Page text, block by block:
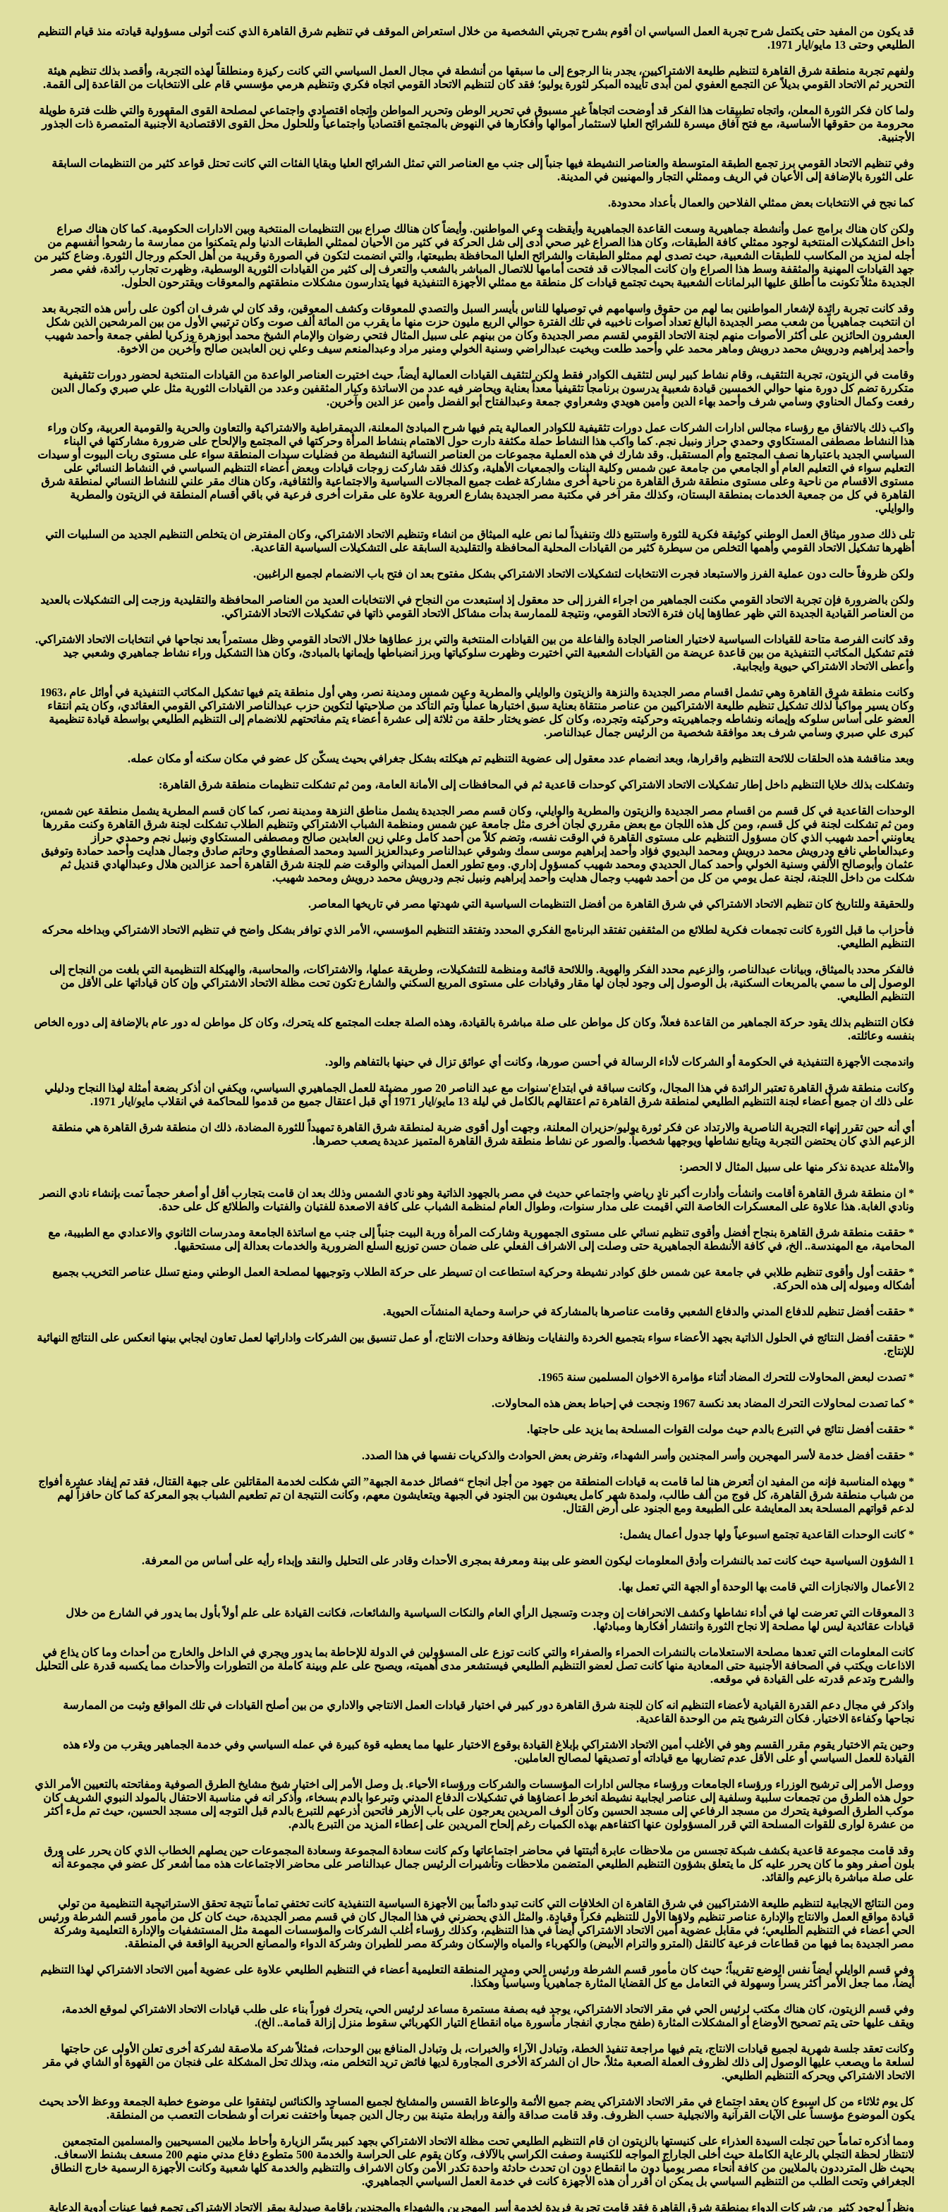
قد يكون من المفيد حتى يكتمل شرح تجربة العمل السياسي ان أقوم بشرح تجربتي الشخصية من خلال استعراض الموقف في تنظيم شرق القاهرة الذي كنت أتولى مسؤولية قيادته منذ قيام التنظيم
الطليعي وحتى 13 مايو/ايار 1971.
ولفهم تجربة منطقة شرق القاهرة لتنظيم طليعة الاشتراكيين، يجدر بنا الرجوع إلى ما سبقها من أنشطة في مجال العمل السياسي التي كانت ركيزة ومنطلقاً لهذه التجربة، وأقصد بذلك تنظيم هيئة
التحرير ثم الاتحاد القومي بديلاً عن التجمع العفوي لمن أبدى تأييده المبكر لثورة يوليو؛ فقد كان لتنظيم الاتحاد القومي اتجاه فكري وتنظيم هرمي مؤسسي قام على الانتخابات من القاعدة إلى القمة.
ولما كان فكر الثورة المعلن، واتجاه تطبيقات هذا الفكر قد أوضحت اتجاهاً غير مسبوق في تحرير الوطن وتحرير المواطن واتجاه اقتصادي واجتماعي لمصلحة القوى المقهورة والتي ظلت فترة طويلة
محرومة من حقوقها الأساسية، مع فتح آفاق ميسرة للشرائح العليا لاستثمار أموالها وأفكارها في النهوض بالمجتمع اقتصادياً واجتماعياً وللحلول محل القوى الاقتصادية الأجنبية المتمصرة ذات الجذور
الأجنبية.
وفي تنظيم الاتحاد القومي برز تجمع الطبقة المتوسطة والعناصر النشيطة فيها جنباً إلى جنب مع العناصر التي تمثل الشرائح العليا وبقايا الفئات التي كانت تحتل قواعد كثير من التنظيمات السابقة
على الثورة بالإضافة إلى الأعيان في الريف وممثلي التجار والمهنيين في المدينة.
كما نجح في الانتخابات بعض ممثلي الفلاحين والعمال بأعداد محدودة.
ولكن كان هناك برامج عمل وأنشطة جماهيرية وسعت القاعدة الجماهيرية وأيقظت وعي المواطنين. وأيضاً كان هنالك صراع بين التنظيمات المنتخبة وبين الادارات الحكومية. كما كان هناك صراع
داخل التشكيلات المنتخبة لوجود ممثلي كافة الطبقات، وكان هذا الصراع غير صحي أدى إلى شل الحركة في كثير من الأحيان لممثلي الطبقات الدنيا ولم يتمكنوا من ممارسة ما رشحوا أنفسهم من
أجله لمزيد من المكاسب للطبقات الشعبية، حيث تصدى لهم ممثلو الطبقات والشرائح العليا المحافظة بطبيعتها، والتي انضمت لتكون في الصورة وقريبة من أهل الحكم ورجال الثورة. وضاع كثير من
جهد القيادات المهنية والمثقفة وسط هذا الصراع وان كانت المجالات قد فتحت أمامها للاتصال المباشر بالشعب والتعرف إلى كثير من القيادات الثورية الوسطية، وظهرت تجارب رائدة، ففي مصر
الجديدة مثلاً تكونت ما أطلق عليها البرلمانات الشعبية بحيث تجتمع قيادات كل منطقة مع ممثلي الأجهزة التنفيذية فيها يتدارسون مشكلات منطقتهم والمعوقات ويقترحون الحلول.
وقد كانت تجربة رائدة لإشعار المواطنين بما لهم من حقوق واسهامهم في توصيلها للناس بأيسر السبل والتصدي للمعوقات وكشف المعوقين، وقد كان لي شرف ان أكون على رأس هذه التجربة بعد
ان انتخبت جماهيرياً من شعب مصر الجديدة البالغ تعداد أصوات ناخبيه في تلك الفترة حوالي الربع مليون حزت منها ما يقرب من المائة ألف صوت وكان ترتيبي الأول من بين المرشحين الذين شكل
العشرون الحائزين على أكثر الأصوات منهم لجنة الاتحاد القومي لقسم مصر الجديدة وكان من بينهم على سبيل المثال فتحي رضوان والإمام الشيخ محمد أبوزهرة وزكريا لطفي جمعة وأحمد شهيب
وأحمد إبراهيم ودرويش محمد درويش وماهر محمد علي وأحمد طلعت وبخيت عبدالراضي وسنية الخولي ومنير مراد وعبدالمنعم سيف وعلي زين العابدين صالح وآخرين من الاخوة.
وقامت في الزيتون، تجربة التثقيف، وقام نشاط كبير ليس لتثقيف الكوادر فقط ولكن لتثقيف القيادات العمالية أيضاً، حيث اختيرت العناصر الواعدة من القيادات المنتخبة لحضور دورات تثقيفية
متكررة تضم كل دورة منها حوالي الخمسين قيادة شعبية يدرسون برنامجاً تثقيفياً معداً بعناية ويحاضر فيه عدد من الاساتذة وكبار المثقفين وعدد من القيادات الثورية مثل علي صبري وكمال الدين
رفعت وكمال الحناوي وسامي شرف وأحمد بهاء الدين وأمين هويدي وشعراوي جمعة وعبدالفتاح أبو الفضل وأمين عز الدين وآخرين.
واكب ذلك بالاتفاق مع رؤساء مجالس ادارات الشركات عمل دورات تثقيفية للكوادر العمالية يتم فيها شرح المبادئ المعلنة، الديمقراطية والاشتراكية والتعاون والحرية والقومية العربية، وكان وراء
هذا النشاط مصطفى المستكاوي وحمدي حراز ونبيل نجم. كما واكب هذا النشاط حملة مكثفة دارت حول الاهتمام بنشاط المرأة وحركتها في المجتمع والإلحاح على ضرورة مشاركتها في البناء
السياسي الجديد باعتبارها نصف المجتمع وأم المستقبل. وقد شارك في هذه العملية مجموعات من العناصر النسائية النشيطة من فضليات سيدات المنطقة سواء على مستوى ربات البيوت أو سيدات
التعليم سواء في التعليم العام أو الجامعي من جامعة عين شمس وكلية البنات والجمعيات الأهلية، وكذلك فقد شاركت زوجات قيادات وبعض أعضاء التنظيم السياسي في النشاط النسائي على
مستوى الاقسام من ناحية وعلى مستوى منطقة شرق القاهرة من ناحية أخرى مشاركة غطت جميع المجالات السياسية والاجتماعية والثقافية، وكان هناك مقر علني للنشاط النسائي لمنطقة شرق
القاهرة في كل من جمعية الخدمات بمنطقة البستان، وكذلك مقر آخر في مكتبة مصر الجديدة بشارع العروبة علاوة على مقرات أخرى فرعية في باقي أقسام المنطقة في الزيتون والمطرية
والوايلي.
تلى ذلك صدور ميثاق العمل الوطني كوثيقة فكرية للثورة واستتبع ذلك وتنفيذاً لما نص عليه الميثاق من انشاء وتنظيم الاتحاد الاشتراكي، وكان المفترض ان يتخلص التنظيم الجديد من السلبيات التي
أظهرها تشكيل الاتحاد القومي وأهمها التخلص من سيطرة كثير من القيادات المحلية المحافظة والتقليدية السابقة على التشكيلات السياسية القاعدية.
ولكن ظروفاً حالت دون عملية الفرز والاستبعاد فجرت الانتخابات لتشكيلات الاتحاد الاشتراكي بشكل مفتوح بعد ان فتح باب الانضمام لجميع الراغبين.
ولكن بالضرورة فإن تجربة الاتحاد القومي مكنت الجماهير من اجراء الفرز إلى حد معقول إذ استبعدت من النجاح في الانتخابات العديد من العناصر المحافظة والتقليدية وزجت إلى التشكيلات بالعديد
من العناصر القيادية الجديدة التي ظهر عطاؤها إبان فترة الاتحاد القومي، ونتيجة للممارسة بدأت مشاكل الاتحاد القومي ذاتها في تشكيلات الاتحاد الاشتراكي.
وقد كانت الفرصة متاحة للقيادات السياسية لاختيار العناصر الجادة والفاعلة من بين القيادات المنتخبة والتي برز عطاؤها خلال الاتحاد القومي وظل مستمراً بعد نجاحها في انتخابات الاتحاد الاشتراكي.
فتم تشكيل المكاتب التنفيذية من بين قاعدة عريضة من القيادات الشعبية التي اختيرت وظهرت سلوكياتها وبرز انضباطها وإيمانها بالمبادئ، وكان هذا التشكيل وراء نشاط جماهيري وشعبي جيد
وأعطى الاتحاد الاشتراكي حيوية وايجابية.
وكانت منطقة شرق القاهرة وهي تشمل اقسام مصر الجديدة والنزهة والزيتون والوايلي والمطرية وعين شمس ومدينة نصر، وهي أول منطقة يتم فيها تشكيل المكاتب التنفيذية في أوائل عام ،1963
وكان يسير مواكباً لذلك تشكيل تنظيم طليعة الاشتراكيين من عناصر منتقاة بعناية سبق اختبارها عملياً وتم التأكد من صلاحيتها لتكوين حزب عبدالناصر الاشتراكي القومي العقائدي، وكان يتم انتقاء
العضو على أساس سلوكه وإيمانه ونشاطه وجماهيريته وحركيته وتجرده، وكان كل عضو يختار حلقة من ثلاثة إلى عشرة أعضاء يتم مفاتحتهم للانضمام إلى التنظيم الطليعي بواسطة قيادة تنظيمية
كبرى علي صبري وسامي شرف بعد موافقة شخصية من الرئيس جمال عبدالناصر.
وبعد مناقشة هذه الحلقات للائحة التنظيم واقرارها، وبعد انضمام عدد معقول إلى عضوية التنظيم تم هيكلته بشكل جغرافي بحيث يسكّن كل عضو في مكان سكنه أو مكان عمله.
وتشكلت بذلك خلايا التنظيم داخل إطار تشكيلات الاتحاد الاشتراكي كوحدات قاعدية ثم في المحافظات إلى الأمانة العامة، ومن ثم تشكلت تنظيمات منطقة شرق القاهرة:
الوحدات القاعدية في كل قسم من اقسام مصر الجديدة والزيتون والمطرية والوايلي، وكان قسم مصر الجديدة يشمل مناطق النزهة ومدينة نصر، كما كان قسم المطرية يشمل منطقة عين شمس،
ومن ثم تشكلت لجنة في كل قسم، ومن كل هذه اللجان مع بعض مقرري لجان أخرى مثل جامعة عين شمس ومنظمة الشباب الاشتراكي وتنظيم الطلاب تشكلت لجنة شرق القاهرة وكنت مقررها
يعاونني أحمد شهيب الذي كان مسؤول التنظيم على مستوى القاهرة في الوقت نفسه، وتضم كلاً من أحمد كامل وعلي زين العابدين صالح ومصطفى المستكاوي ونبيل نجم وحمدي حراز
وعبدالعاطي نافع ودرويش محمد درويش ومحمد البديوي فؤاد وأحمد إبراهيم موسى سمك وشوقي عبدالناصر وعبدالعزيز السيد ومحمد الصفطاوي وحاتم صادق وجمال هدايت وأحمد حمادة وتوفيق
عثمان وأبوصالح الألفي وسنية الخولي وأحمد كمال الحديدي ومحمد شهيب كمسؤول إداري. ومع تطور العمل الميداني والوقت ضم للجنة شرق القاهرة أحمد عزالدين هلال وعبدالهادي قنديل ثم
شكلت من داخل اللجنة، لجنة عمل يومي من كل من أحمد شهيب وجمال هدايت وأحمد إبراهيم ونبيل نجم ودرويش محمد درويش ومحمد شهيب.
وللحقيقة وللتاريخ كان تنظيم الاتحاد الاشتراكي في شرق القاهرة من أفضل التنظيمات السياسية التي شهدتها مصر في تاريخها المعاصر.
فأحزاب ما قبل الثورة كانت تجمعات فكرية لطلائع من المثقفين تفتقد البرنامج الفكري المحدد وتفتقد التنظيم المؤسسي، الأمر الذي توافر بشكل واضح في تنظيم الاتحاد الاشتراكي وبداخله محركه
التنظيم الطليعي.
فالفكر محدد بالميثاق، وبيانات عبدالناصر، والزعيم محدد الفكر والهوية. واللائحة قائمة ومنظمة للتشكيلات، وطريقة عملها، والاشتراكات، والمحاسبة، والهيكلة التنظيمية التي بلغت من النجاح إلى
الوصول إلى ما سمي بالمربعات السكنية، بل الوصول إلى وجود لجان لها مقار وقيادات على مستوى المربع السكني والشارع تكون تحت مظلة الاتحاد الاشتراكي وإن كان قياداتها على الأقل من
التنظيم الطليعي.
فكان التنظيم بذلك يقود حركة الجماهير من القاعدة فعلاً، وكان كل مواطن على صلة مباشرة بالقيادة، وهذه الصلة جعلت المجتمع كله يتحرك، وكان كل مواطن له دور عام بالإضافة إلى دوره الخاص
بنفسه وعائلته.
واندمجت الأجهزة التنفيذية في الحكومة أو الشركات لأداء الرسالة في أحسن صورها، وكانت أي عوائق تزال في حينها بالتفاهم والود.
وكانت منطقة شرق القاهرة تعتبر الرائدة في هذا المجال، وكانت سباقة في ابتداع'سنوات مع عبد الناصر 20 صور مضيئة للعمل الجماهيري السياسي، ويكفي ان أذكر بضعة أمثلة لهذا النجاح ودليلي
على ذلك ان جميع أعضاء لجنة التنظيم الطليعي لمنطقة شرق القاهرة تم اعتقالهم بالكامل في ليلة 13 مايو/ايار 1971 أي قبل اعتقال جميع من قدموا للمحاكمة في انقلاب مايو/ايار 1971.
أي أنه حين تقرر إنهاء التجربة الناصرية والارتداد عن فكر ثورة يوليو/حزيران المعلنة، وجهت أول أقوى ضربة لمنطقة شرق القاهرة تمهيداً للثورة المضادة، ذلك ان منطقة شرق القاهرة هي منطقة
الزعيم الذي كان يحتضن التجربة ويتابع نشاطها ويوجهها شخصياً. والصور عن نشاط منطقة شرق القاهرة المتميز عديدة يصعب حصرها.
والأمثلة عديدة نذكر منها على سبيل المثال لا الحصر:
* ان منطقة شرق القاهرة أقامت وانشأت وأدارت أكبر نادٍ رياضي واجتماعي حديث في مصر بالجهود الذاتية وهو نادي الشمس وذلك بعد ان قامت بتجارب أقل أو أصغر حجماً تمت بإنشاء نادي النصر
ونادي الغابة. هذا علاوة على المعسكرات الخاصة التي اقيمت على مدار سنوات، وطوال العام لمنظمة الشباب على كافة الاصعدة للفتيان والفتيات والطلائع كل على حدة.
* حققت منطقة شرق القاهرة بنجاح أفضل وأقوى تنظيم نسائي على مستوى الجمهورية وشاركت المرأة وربة البيت جنباً إلى جنب مع اساتذة الجامعة ومدرسات الثانوي والاعدادي مع الطبيبة، مع
المحامية، مع المهندسة.. الخ، في كافة الأنشطة الجماهيرية حتى وصلت إلى الاشراف الفعلي على ضمان حسن توزيع السلع الضرورية والخدمات بعدالة إلى مستحقيها.
* حققت أول وأقوى تنظيم طلابي في جامعة عين شمس خلق كوادر نشيطة وحركية استطاعت ان تسيطر على حركة الطلاب وتوجيهها لمصلحة العمل الوطني ومنع تسلل عناصر التخريب بجميع
أشكاله وميوله إلى هذه الحركة.
* حققت أفضل تنظيم للدفاع المدني والدفاع الشعبي وقامت عناصرها بالمشاركة في حراسة وحماية المنشآت الحيوية.
* حققت أفضل النتائج في الحلول الذاتية بجهد الأعضاء سواء بتجميع الخردة والنفايات ونظافة وحدات الانتاج، أو عمل تنسيق بين الشركات واداراتها لعمل تعاون ايجابي بينها انعكس على النتائج النهائية
للإنتاج.
* تصدت لبعض المحاولات للتحرك المضاد أثناء مؤامرة الاخوان المسلمين سنة 1965.
* كما تصدت لمحاولات التحرك المضاد بعد نكسة 1967 ونجحت في إحباط بعض هذه المحاولات.
* حققت أفضل نتائج في التبرع بالدم حيث مولت القوات المسلحة بما يزيد على حاجتها.
* حققت أفضل خدمة لأسر المهجرين وأسر المجندين وأسر الشهداء، وتفرض بعض الحوادث والذكريات نفسها في هذا الصدد.
* وبهذه المناسبة فإنه من المفيد ان أتعرض هنا لما قامت به قيادات المنطقة من جهود من أجل انجاح “فصائل خدمة الجبهة” التي شكلت لخدمة المقاتلين على جبهة القتال، فقد تم إيفاد عشرة أفواج
من شباب منطقة شرق القاهرة، كل فوج من ألف طالب، ولمدة شهر كامل يعيشون بين الجنود في الجبهة ويتعايشون معهم، وكانت النتيجة ان تم تطعيم الشباب بجو المعركة كما كان حافزاً لهم
لدعم قواتهم المسلحة بعد المعايشة على الطبيعة ومع الجنود على أرض القتال.
* كانت الوحدات القاعدية تجتمع اسبوعياً ولها جدول أعمال يشمل:
1 الشؤون السياسية حيث كانت تمد بالنشرات وأدق المعلومات ليكون العضو على بينة ومعرفة بمجرى الأحداث وقادر على التحليل والنقد وإبداء رأيه على أساس من المعرفة.
2 الأعمال والانجازات التي قامت بها الوحدة أو الجهة التي تعمل بها.
3 المعوقات التي تعرضت لها في أداء نشاطها وكشف الانحرافات إن وجدت وتسجيل الرأي العام والنكات السياسية والشائعات، فكانت القيادة على علم أولاً بأول بما يدور في الشارع من خلال
قيادات عقائدية ليس لها مصلحة إلا نجاح الثورة وانتشار أفكارها ومبادئها.
كانت المعلومات التي تعدها مصلحة الاستعلامات بالنشرات الحمراء والصفراء والتي كانت توزع على المسؤولين في الدولة للإحاطة بما يدور ويجري في الداخل والخارج من أحداث وما كان يذاع في
الاذاعات ويكتب في الصحافة الأجنبية حتى المعادية منها كانت تصل لعضو التنظيم الطليعي فيستشعر مدى أهميته، ويصبح على علم وبينة كاملة من التطورات والأحداث مما يكسبه قدرة على التحليل
والشرح وتدعم قدرته على القيادة في موقعه.
واذكر في مجال دعم القدرة القيادية لأعضاء التنظيم انه كان للجنة شرق القاهرة دور كبير في اختيار قيادات العمل الانتاجي والاداري من بين أصلح القيادات في تلك المواقع وثبت من الممارسة
نجاحها وكفاءة الاختيار. فكان الترشيح يتم من الوحدة القاعدية.
وحين يتم الاختيار يقوم مقرر القسم وهو في الأغلب أمين الاتحاد الاشتراكي بإبلاغ القيادة بوقوع الاختيار عليها مما يعطيه قوة كبيرة في عمله السياسي وفي خدمة الجماهير ويقرب من ولاء هذه
القيادة للعمل السياسي أو على الأقل عدم تضاربها مع قياداته أو تصديقها لمصالح العاملين.
ووصل الأمر إلى ترشيح الوزراء ورؤساء الجامعات ورؤساء مجالس ادارات المؤسسات والشركات ورؤساء الأحياء. بل وصل الأمر إلى اختيار شيخ مشايخ الطرق الصوفية ومفاتحته بالتعيين الأمر الذي
حول هذه الطرق من تجمعات سلبية وسلفية إلى عناصر ايجابية نشيطة انخرط اعضاؤها في تشكيلات الدفاع المدني وتبرعوا بالدم بسخاء، وأذكر انه في مناسبة الاحتفال بالمولد النبوي الشريف كان
موكب الطرق الصوفية يتحرك من مسجد الرفاعي إلى مسجد الحسين وكان ألوف المريدين يعرجون على باب الأزهر فاتحين أذرعهم للتبرع بالدم قبل التوجه إلى مسجد الحسين، حيث تم ملء أكثر
من عشرة لوارى للقوات المسلحة التي قرر المسؤولون عنها اكتفاءهم بهذه الكميات رغم إلحاح المريدين على إعطاء المزيد من التبرع بالدم.
وقد قامت مجموعة قاعدية بكشف شبكة تجسس من ملاحظات عابرة أثبتتها في محاضر اجتماعاتها وكم كانت سعادة المجموعة وسعادة المجموعات حين يصلهم الخطاب الذي كان يحرر على ورق
بلون أصفر وهو ما كان يحرر عليه كل ما يتعلق بشؤون التنظيم الطليعي المتضمن ملاحظات وتأشيرات الرئيس جمال عبدالناصر على محاضر الاجتماعات هذه مما أشعر كل عضو في مجموعة أنه
على صلة مباشرة بالزعيم والقائد.
ومن النتائج الايجابية لتنظيم طليعة الاشتراكيين في شرق القاهرة ان الخلافات التي كانت تبدو دائماً بين الأجهزة السياسية التنفيذية كانت تختفي تماماً نتيجة تحقق الاستراتيجية التنظيمية من تولي
قيادة مواقع العمل والانتاج والإدارة عناصر تنظيم ولاؤها الأول للتنظيم فكراً وقيادة. والمثل الذي يحضرني في هذا المجال كان في قسم مصر الجديدة، حيث كان كل من مأمور قسم الشرطة ورئيس
الحي أعضاء في التنظيم الطليعي؛ في مقابل عضوية أمين الاتحاد الاشتراكي أيضاً في هذا التنظيم، وكذلك رؤساء أغلب الشركات والمؤسسات المهمة مثل المستشفيات والإدارة التعليمية وشركة
مصر الجديدة بما فيها من قطاعات فرعية كالنقل (المترو والترام الأبيض) والكهرباء والمياه والإسكان وشركة مصر للطيران وشركة الدواء والمصانع الحربية الواقعة في المنطقة.
وفي قسم الوايلي أيضاً نفس الوضع تقريباً؛ حيث كان مأمور قسم الشرطة ورئيس الحي ومدير المنطقة التعليمية أعضاء في التنظيم الطليعي علاوة على عضوية أمين الاتحاد الاشتراكي لهذا التنظيم
أيضاً، مما جعل الأمر أكثر يسراً وسهولة في التعامل مع كل القضايا المثارة جماهيرياً وسياسياً وهكذا.
وفي قسم الزيتون، كان هناك مكتب لرئيس الحي في مقر الاتحاد الاشتراكي، يوجد فيه بصفة مستمرة مساعد لرئيس الحي، يتحرك فوراً بناء على طلب قيادات الاتحاد الاشتراكي لموقع الخدمة،
ويقف عليها حتى يتم تصحيح الأوضاع أو المشكلات المثارة (طفح مجاري انفجار مأسورة مياه انقطاع التيار الكهربائي سقوط منزل إزالة قمامة.. الخ).
وكانت تعقد جلسة شهرية لجميع قيادات الانتاج، يتم فيها مراجعة تنفيذ الخطة، وتبادل الآراء والخبرات، بل وتبادل المنافع بين الوحدات، فمثلاً شركة ملاصقة لشركة أخرى تعلن الأولى عن حاجتها
لسلعة ما ويصعب عليها الوصول إلى ذلك لظروف العملة الصعبة مثلاً، حال ان الشركة الأخرى المجاورة لديها فائض تريد التخلص منه، وبذلك تحل المشكلة على فنجان من القهوة أو الشاي في مقر
الاتحاد الاشتراكي ويحركه التنظيم الطليعي.
كل يوم ثلاثاء من كل اسبوع كان يعقد اجتماع في مقر الاتحاد الاشتراكي يضم جميع الأئمة والوعاظ القسس والمشايخ لجميع المساجد والكنائس ليتفقوا على موضوع خطبة الجمعة ووعظ الأحد بحيث
يكون الموضوع مؤسساً على الآيات القرآنية والانجيلية حسب الظروف. وقد قامت صداقة وألفة ورابطة متينة بين رجال الدين جميعاً واختفت نعرات أو شطحات التعصب من المنطقة.
ومما أذكره تماماً حين تجلت السيدة العذراء على كنيستها بالزيتون ان قام التنظيم الطليعي تحت مظلة الاتحاد الاشتراكي بجهد كبير يسّر الزيارة وأحاط ملايين المسيحيين والمسلمين المتجمعين
لانتظار لحظة التجلي بالرعاية الكاملة حيث أخلى الجاراج المواجه للكنيسة وصفت الكراسي بالآلاف، وكان يقوم على الحراسة والخدمة 500 متطوع دفاع مدني منهم 200 مسعف بشنط الاسعاف.
بحيث ظل المترددون بالملايين من كافة أنحاء مصر يومياً دون ما انقطاع دون ان تحدث حادثة واحدة تكدر الأمن وكان الاشراف والتنظيم والخدمة كلها شعبية وكانت الأجهزة الرسمية خارج النطاق
الجغرافي وتحت الطلب من التنظيم السياسي بل يمكن ان أقرر أن هذه الأجهزة كانت في خدمة العمل السياسي الجماهيري.
ونظراً لوجود كثير من شركات الدواء بمنطقة شرق القاهرة فقد قامت تجربة فريدة لخدمة أسر المهجرين والشهداء والمجندين بإقامة صيدلية بمقر الاتحاد الاشتراكي تجمع فيها عينات أدوية الدعاية